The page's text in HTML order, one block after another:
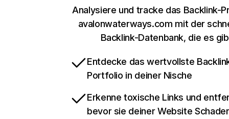
Analysiere und tracke das Backlink-
avalonwaterways.com mit der
Backlink-Datenbank, die es
Entdecke das wertvollste
Portfolio in deiner Nische
Erkenne toxische Links und
bevor sie deiner Website